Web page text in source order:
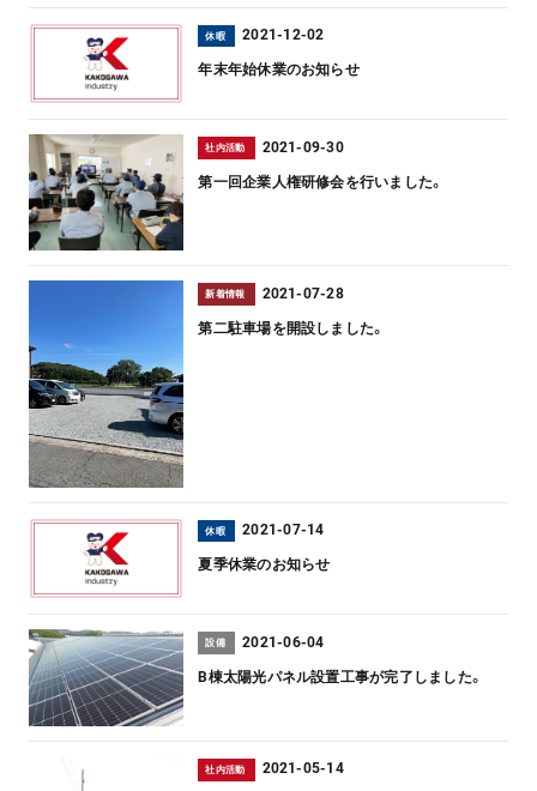
休暇 2021-12-02
年末年始休業のお知らせ
社内活動 2021-09-30
第一回企業人権研修会を行いました。
新着情報 2021-07-28
第二駐車場を開設しました。
休暇 2021-07-14
夏季休業のお知らせ
設備 2021-06-04
B棟太陽光パネル設置工事が完了しました。
社内活動 2021-05-14